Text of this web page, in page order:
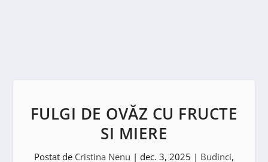
FULGI DE OVĂZ CU FRUCTE
SI MIERE
Postat de Cristina Nenu | dec. 3, 2025 | Budinci,